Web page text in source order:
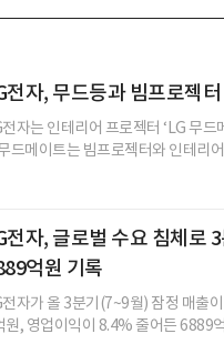
전자, 무드등과 빔프로젝
자는 인테리어 프로젝터 ‘LG 무
드메이트는 빔프로젝터와 인테리
전자, 글로벌 수요 침체로
억원 기록
자가 올 3분기(7~9월) 잠정 매출
원, 영업이익이 8.4% 줄어든 6889